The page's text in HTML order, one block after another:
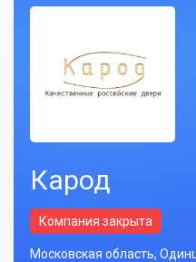
Карод
Компания закрыта
Московская область,